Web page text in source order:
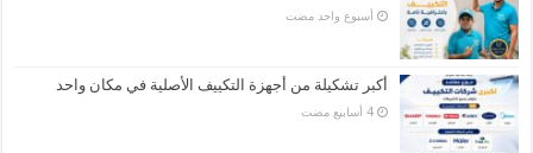
‏أسبوع واحد مضت
أكبر تشكيلة من أجهزة التكييف الأصلية في مكان واحد